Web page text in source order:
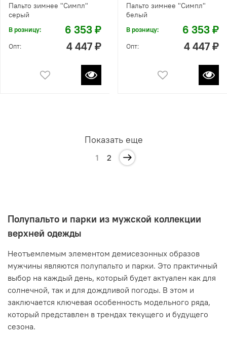
Пальто зимнее "Симпл"
серый
В розницу: 6 353 ₽
Опт: 4 447 ₽
Пальто зимнее "Симпл"
белый
В розницу: 6 353 ₽
Опт: 4 447 ₽
Показать еще
1 2
Полупальто и парки из мужской коллекции
верхней одежды
Неотъемлемым элементом демисезонных образов
мужчины являются полупальто и парки. Это практичный
выбор на каждый день, который будет актуален как для
солнечной, так и для дождливой погоды. В этом и
заключается ключевая особенность модельного ряда,
который представлен в трендах текущего и будущего
сезона.